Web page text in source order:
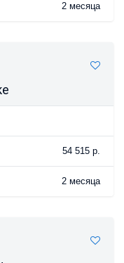
2 месяца
54 515 р.
2 месяца